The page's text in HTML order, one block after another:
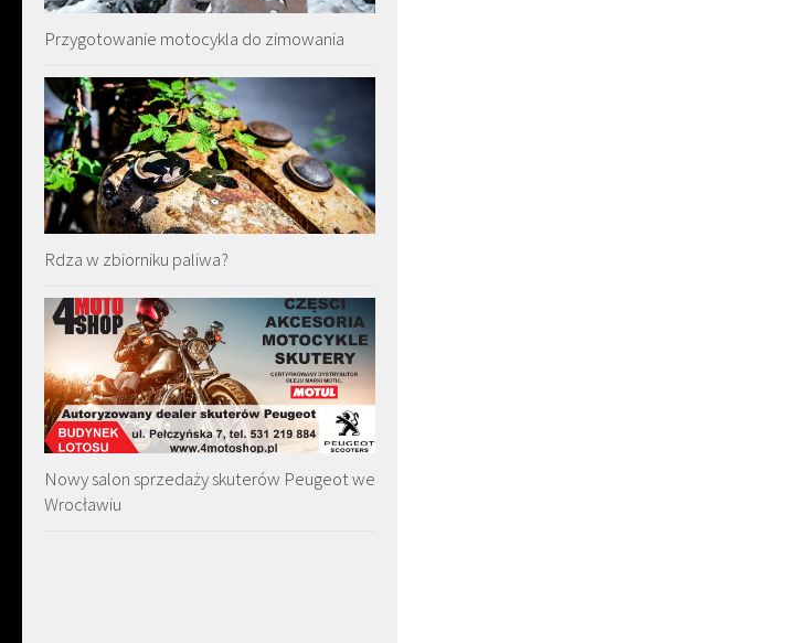
Przygotowanie motocykla do zimowania
Rdza w zbiorniku paliwa?
Nowy salon sprzedaży skuterów Peugeot we
Wrocławiu